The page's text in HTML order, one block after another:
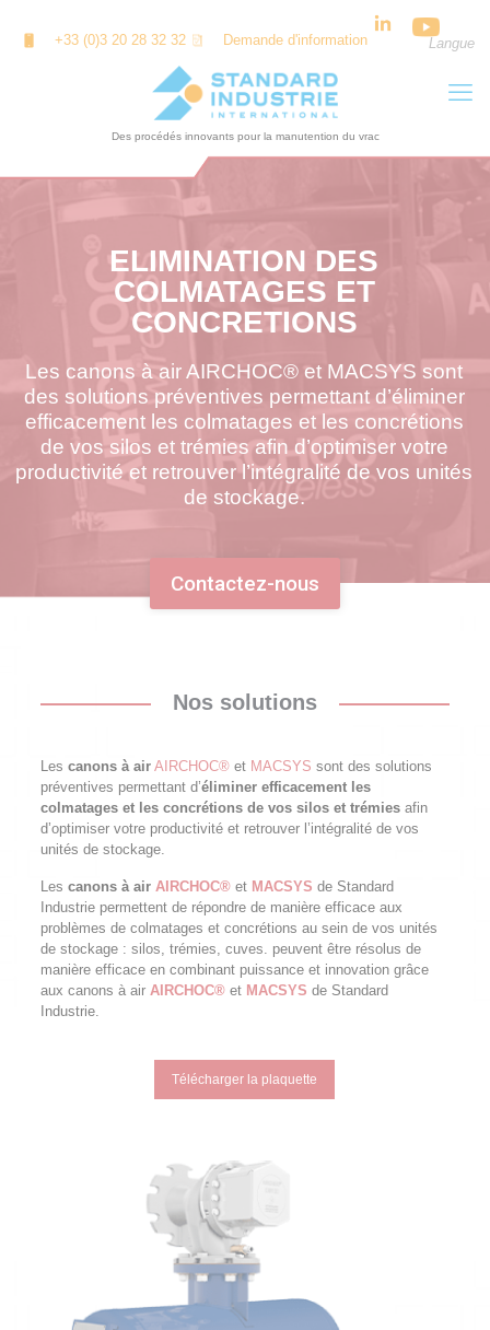
+33 (0)3 20 28 32 32 Demande d'information Langue
Contactez-nous
ELIMINATION DES
COLMATAGES ET
CONCRETIONS
Les canons à air AIRCHOC® et MACSYS sont
des solutions préventives permettant d’éliminer
efficacement les colmatages et les concrétions
de vos silos et trémies afin d’optimiser votre
productivité et retrouver l’intégralité de vos unités
de stockage.
Nos solutions
Les canons à air AIRCHOC®et MACSYS sont des solutions
préventives permettant d’éliminer efficacement les
colmatages et les concrétions de vos silos et trémiesafin
d’optimiser votre productivité et retrouver l’intégralité de vos
unités de stockage.
Les canons à air AIRCHOC® et MACSYS de Standard
Industrie permettent de répondre de manière efficace aux
problèmes de colmatages et concrétions au sein de vos unités
de stockage : silos, trémies, cuves. peuvent être résolus de
manière efficace en combinant puissance et innovation grâce
aux canons à air AIRCHOC® et MACSYS de Standard
Industrie.
Télécharger la plaquette